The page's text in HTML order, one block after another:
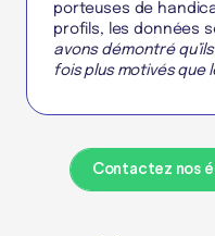
porteuses de
profils, les données
avons démontré
fois plus motivés que
Contactez nos